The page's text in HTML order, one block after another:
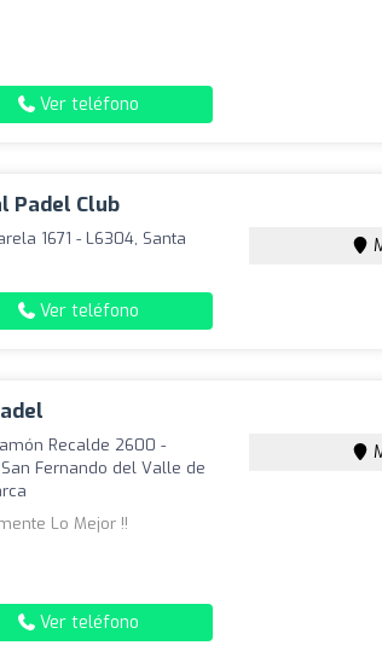
Ver teléfono
Padel Club
1671 - L6304, Santa
Ver teléfono
Recalde 2600 -
Fernando del Valle de
Lo Mejor !!
Ver teléfono